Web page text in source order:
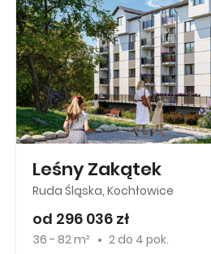
Leśny Zakątek
Ruda Śląska, Kochłowice
od 296 036 zł
36 - 82 m² 2 do 4 pok.